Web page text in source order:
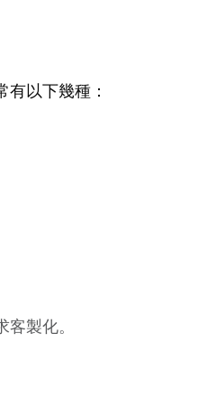
有以下幾種：
製化。